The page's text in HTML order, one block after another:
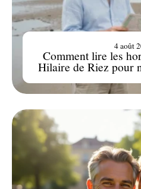
Comment lire les
Hilaire de Riez pour
4 août